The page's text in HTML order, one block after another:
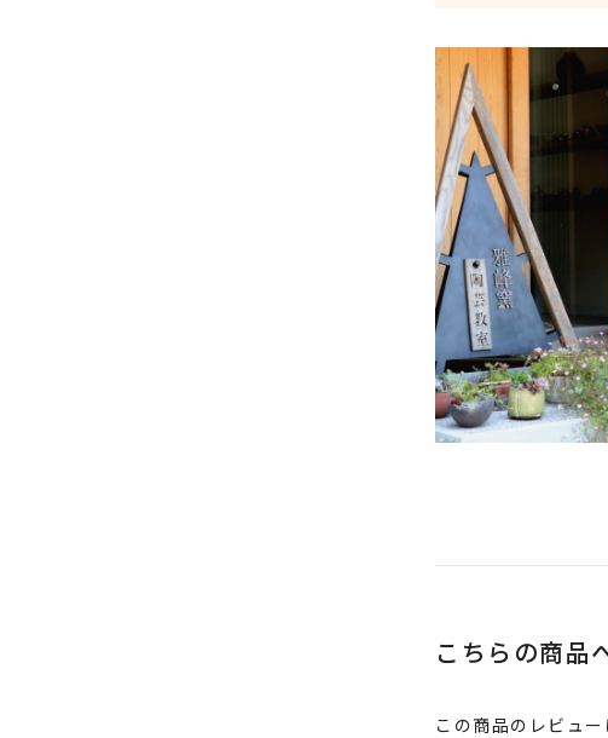
こちらの商品
この商品のレビュー